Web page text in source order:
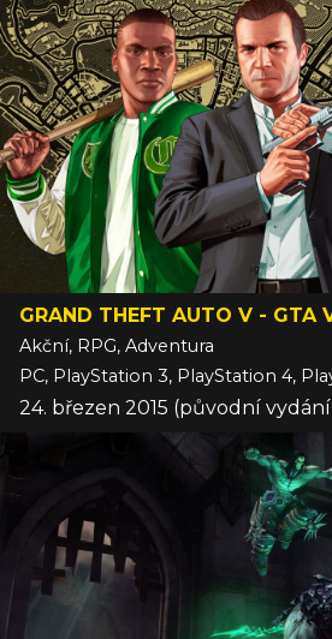
GRAND THEFT AUTO V - GTA
Akční, RPG, Adventura
24. březen 2015 (původní vydání